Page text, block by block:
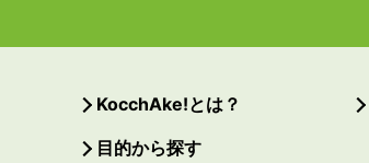
KocchAke!とは？
目的から探す